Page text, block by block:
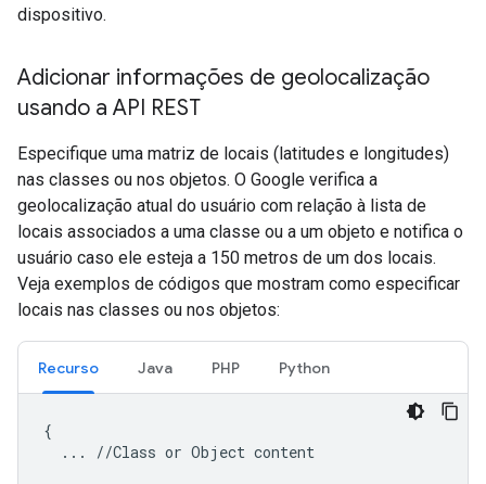
dispositivo.
Adicionar informações de geolocalização
usando a API REST
Especifique uma matriz de locais (latitudes e longitudes)
nas classes ou nos objetos. O Google verifica a
geolocalização atual do usuário com relação à lista de
locais associados a uma classe ou a um objeto e notifica o
usuário caso ele esteja a 150 metros de um dos locais.
Veja exemplos de códigos que mostram como especificar
locais nas classes ou nos objetos:
Recurso Java PHP Python
{
  ... //Class or Object content